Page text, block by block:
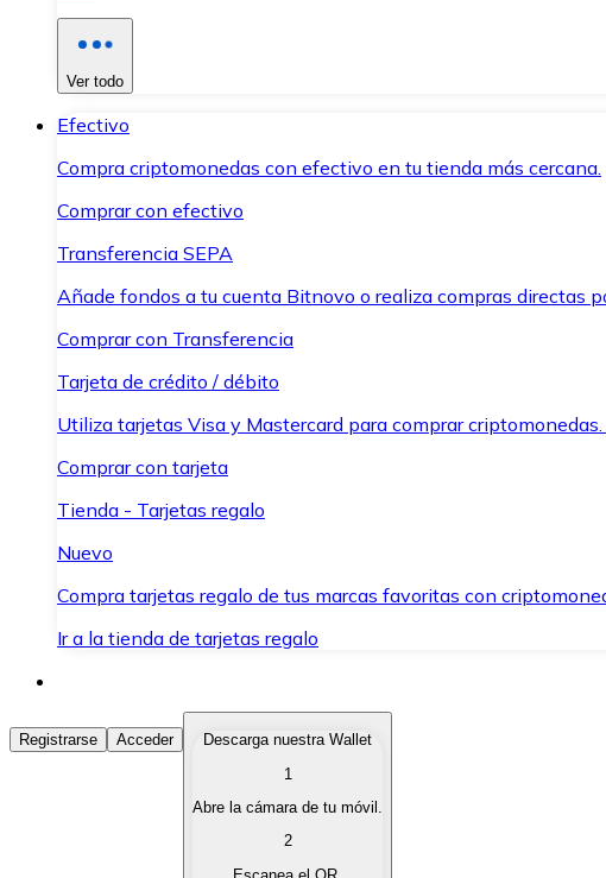
Ver todo
Efectivo
Compra criptomonedas con efectivo en tu tienda más cercana.
Comprar con efectivo
Transferencia SEPA
Añade fondos a tu cuenta Bitnovo o realiza compras directas
Comprar con Transferencia
Tarjeta de crédito / débito
Utiliza tarjetas Visa y Mastercard para comprar criptomonedas.
Comprar con tarjeta
Tienda - Tarjetas regalo
Nuevo
Compra tarjetas regalo de tus marcas favoritas con
Ir a la tienda de tarjetas regalo
Comprar Criptomonedas
Compra criptomonedas con diferentes métodos de pago.
Vende tus criptomonedas de forma rápida y segura.
Registrarse Acceder
Descarga nuestra Wallet
1
Abre la cámara de tu móvil.
2